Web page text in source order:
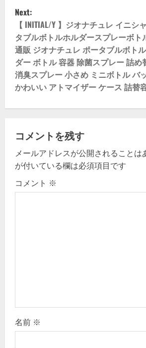
n
a
v
i
g
a
t
i
o
n
Next:
【 INITIAL/Y 】ジオナチュレ イニシ
タブルボトルホルダースプレーボト
通販 ジオナチュレ ポータブルボトル
ダー ボトル 容器 除菌スプレー 詰
消臭スプレー 小さめ ミニボトル バ
かわいい アトマイザー ケース 詰替
コメントを残す
メールアドレスが公開されることは
が付いている欄は必須項目です
コメント ※
名前 ※